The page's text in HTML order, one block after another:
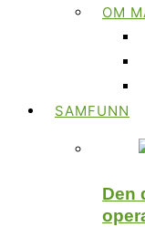
OM
SAMFUNN
Den